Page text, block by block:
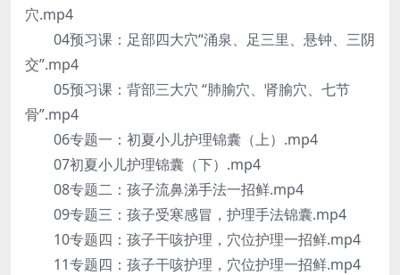
穴.mp4
04预习课：足部四大穴“涌泉、足三里、悬钟、三阴
交”.mp4
05预习课：背部三大穴 “肺腧穴、肾腧穴、七节
骨”.mp4
06专题一：初夏小儿护理锦囊（上）.mp4
07初夏小儿护理锦囊（下）.mp4
08专题二：孩子流鼻涕手法一招鲜.mp4
09专题三：孩子受寒感冒，护理手法锦囊.mp4
10专题四：孩子干咳护理，穴位护理一招鲜.mp4
11专题四：孩子干咳护理，穴位护理一招鲜.mp4